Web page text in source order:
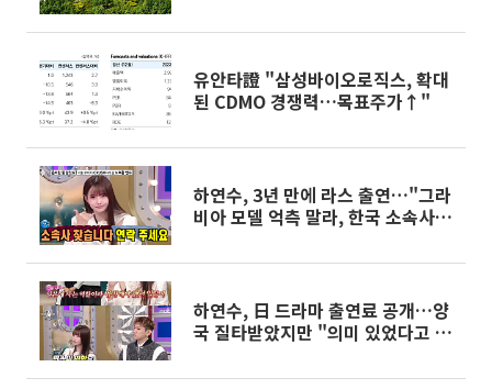
유안타證 "삼성바이오로직스, 확대
된 CDMO 경쟁력…목표주가↑"
하연수, 3년 만에 라스 출연…"그라
비아 모델 억측 말라, 한국 소속사
하연수, 日 드라마 출연료 공개…양
국 질타받았지만 "의미 있었다고 생